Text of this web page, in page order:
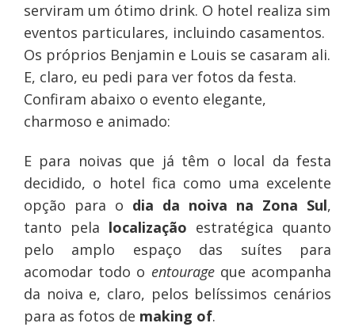
serviram um ótimo drink. O hotel realiza sim
eventos particulares, incluindo casamentos.
Os próprios Benjamin e Louis se casaram ali.
E, claro, eu pedi para ver fotos da festa.
Confiram abaixo o evento elegante,
charmoso e animado:
E para noivas que já têm o local da festa
decidido, o hotel fica como uma excelente
opção para o dia da noiva na Zona Sul,
tanto pela localização estratégica quanto
pelo amplo espaço das suítes para
acomodar todo o entourage que acompanha
da noiva e, claro, pelos belíssimos cenários
para as fotos de making of.